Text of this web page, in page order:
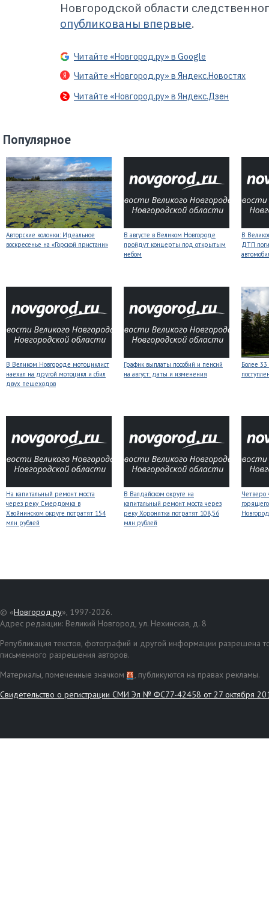
Новгородской области
опубликованы впервые.
Читайте «Новгород.ру» в Google
Читайте «Новгород.ру» в Яндекс.Новостях
Читайте «Новгород.ру» в Яндекс.Дзен
Популярное
Авторские колонки: Идеальное
воскресенье на «Горской пристани»
В августе в Великом Новгороде
пройдут концерты под открытым
небом
В
ДТП
В Великом Новгороде мотоциклист
наехал на другой мотоцикл и сбил
двух пешеходов
График выплаты пособий и пенсий
на август: даты и изменения
Более 33
На капитальный ремонт моста
через реку Смердомка в
Хвойнинском округе потратят 154
млн рублей
В Валдайском округе на
капитальный ремонт моста через
реку Хоронятка потратят 108,56
млн рублей
Четверо
© «Новгород.ру», 1997-2026.
Адрес редакции: Великий Новгород, ул. Нехинская, д. 8
Републикация текстов, фотографий и другой информации разрешена
письменного разрешения авторов.
Материалы, помеченные значком
, публикуются на правах рекламы.
Свидетельство о регистрации СМИ Эл № ФС77-42458 от 27 октября